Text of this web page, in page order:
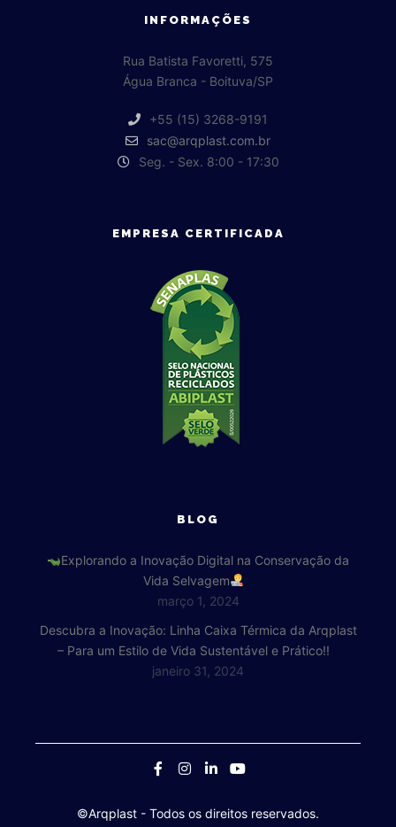
INFORMAÇÕES
Rua Batista Favoretti, 575
Água Branca - Boituva/SP
+55 (15) 3268-9191
sac@arqplast.com.br
Seg. - Sex. 8:00 - 17:30
EMPRESA CERTIFICADA
BLOG
Explorando a Inovação Digital na Conservação da
Vida Selvagem
março 1, 2024
Descubra a Inovação: Linha Caixa Térmica da Arqplast
– Para um Estilo de Vida Sustentável e Prático!!
janeiro 31, 2024
©Arqplast - Todos os direitos reservados.